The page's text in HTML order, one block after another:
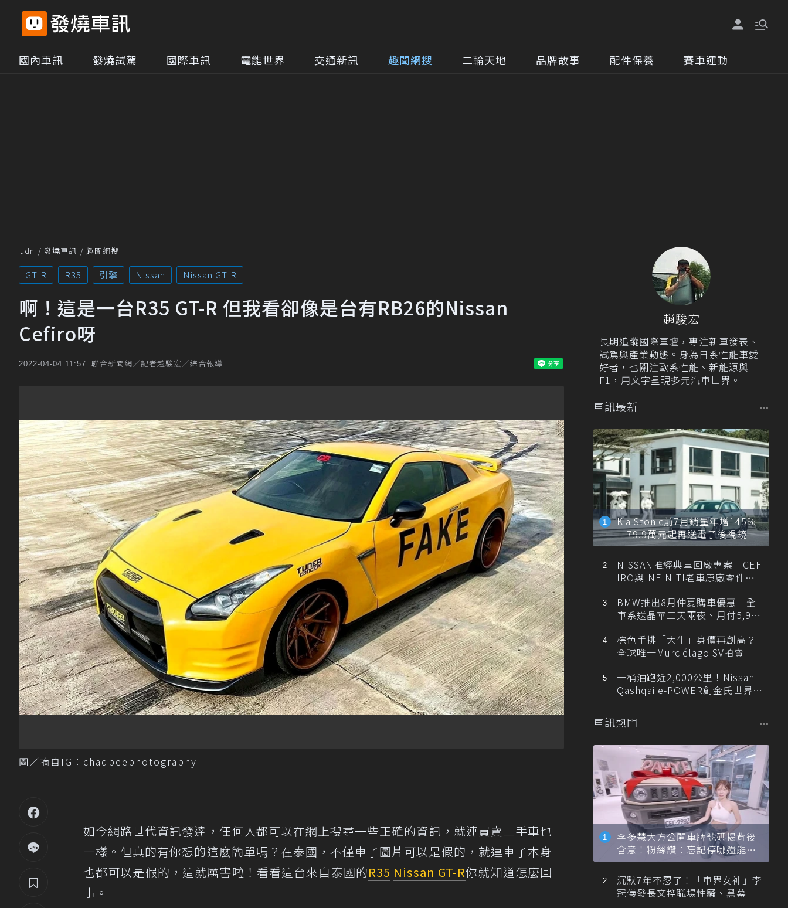
國內車訊 發燒試駕 國際車訊 電能世界 交通新訊 趣聞網搜 二輪天地 品牌故事 配件保養 賽車運動
udn 發燒車訊 趣聞網搜
GT-R R35 引擎 Nissan Nissan GT-R
啊！這是一台R35 GT-R 但我看卻像是台有RB26的Nissan
Cefiro呀
2022-04-04 11:57 聯合新聞網／記者趙駿宏／綜合報導
圖／摘自IG：chadbeephotography
如今網路世代資訊發達，任何人都可以在網上搜尋一些正確的資訊，就連買賣二手車也
一樣。但真的有你想的這麼簡單嗎？在泰國，不僅車子圖片可以是假的，就連車子本身
也都可以是假的，這就厲害啦！看看這台來自泰國的R35 Nissan GT-R你就知道怎麼回
事。
趙駿宏
長期追蹤國際車壇，專注新車發表、
試駕與產業動態。身為日系性能車愛
好者，也關注歐系性能、新能源與
F1，用文字呈現多元汽車世界。
車訊最新
Kia Stonic前7月銷量年增145%
79.9萬元起再送電子後視鏡
NISSAN推經典車回廠專案 CEF
IRO與INFINITI老車原廠零件最
BMW推出8月仲夏購車優惠 全
車系送晶華三天兩夜、月付5,900
棕色手排「大牛」身價再創高？
全球唯一Murciélago SV拍賣
一桶油跑近2,000公里！Nissan
Qashqai e-POWER創金氏世界紀
車訊熱門
李多慧大方公開車牌號碼揭背後
含意！粉絲讚：忘記停哪還能幫
忙找車
沉默7年不忍了！「車界女神」李
冠儀發長文控職場性騷、黑幕